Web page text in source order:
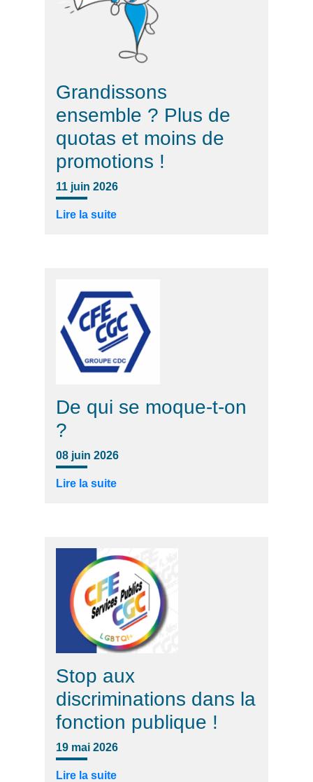
Grandissons
ensemble ? Plus de
quotas et moins de
promotions !
11 juin 2026
Lire la suite
De qui se moque-t-on
?
08 juin 2026
Lire la suite
Stop aux
discriminations dans la
fonction publique !
19 mai 2026
Lire la suite